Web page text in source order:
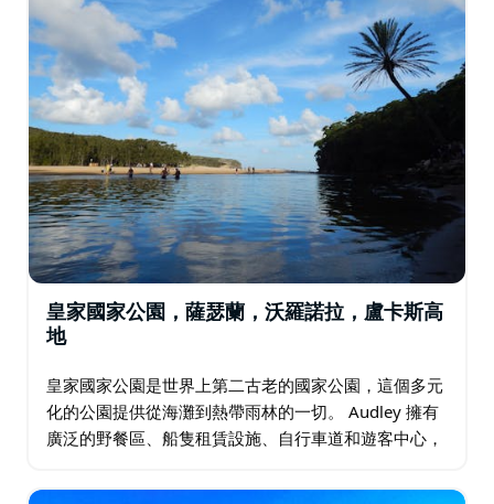
皇家國家公園，薩瑟蘭，沃羅諾拉，盧卡斯高
地
皇家國家公園是世界上第二古老的國家公園，這個多元
化的公園提供從海灘到熱帶雨林的一切。 Audley 擁有
廣泛的野餐區、船隻租賃設施、自行車道和遊客中心，
戶。…